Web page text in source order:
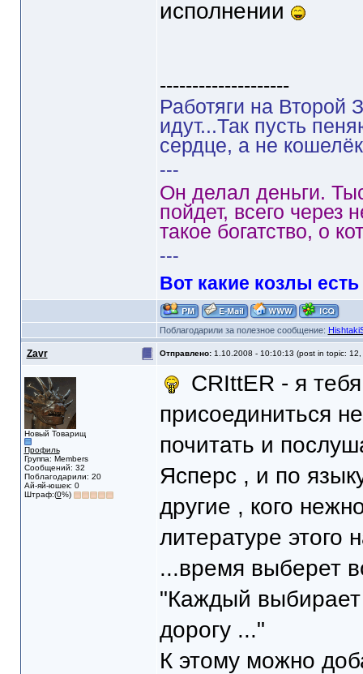
исполнении
--------------------
Работяги на Второй
идут...Так пусть
сердце, а не кошелёк
---
Он делал деньги.
пойдет, всего через
такое богатство, о
---
Вот какие козлы
Поблагодарили за полезное сообщение:
Zavr Отправлено: 1.10.2008 - 10:10:13 (post in topic: 12,
Новый Товарищ
Профиль
Группа: Members
Сообщений: 32
Поблагодарили: 20
Ай-яй-юшек: 0
Штраф:(0%)
CRIttER - я
присоединиться
почитать и
Ясперс , и по
другие , кого
литературе этого
...время выберет
"Каждый
дорогу ..."
К этому можно